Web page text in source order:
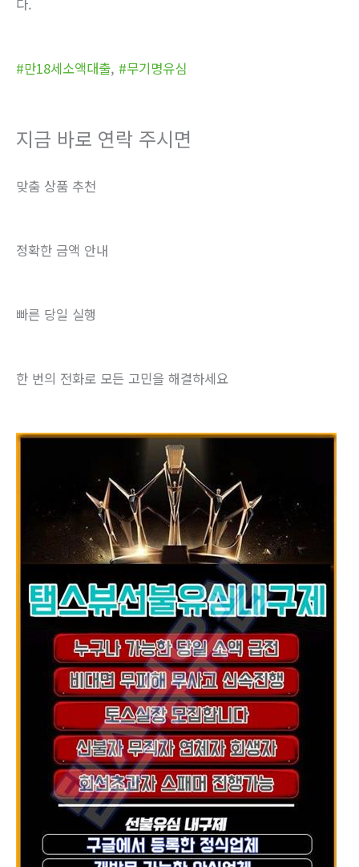
다.
#만18세소액대출, #무기명유심
지금 바로 연락 주시면
맞춤 상품 추천
정확한 금액 안내
빠른 당일 실행
한 번의 전화로 모든 고민을 해결하세요